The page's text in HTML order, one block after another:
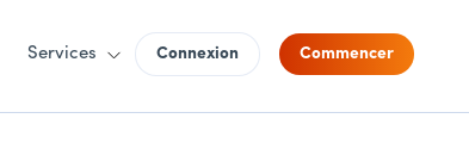
Services Connexion Commencer